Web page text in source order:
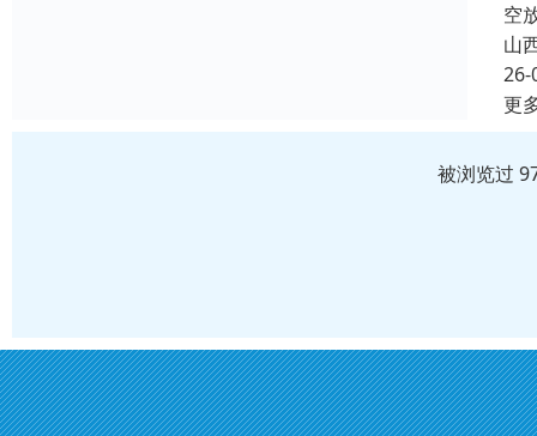
空
山
26-
更
被浏览过